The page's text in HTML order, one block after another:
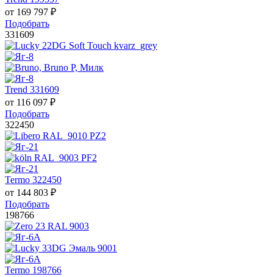
от 169 797 ₽
Подобрать
331609
Trend 331609
от 116 097 ₽
Подобрать
322450
Termo 322450
от 144 803 ₽
Подобрать
198766
Termo 198766